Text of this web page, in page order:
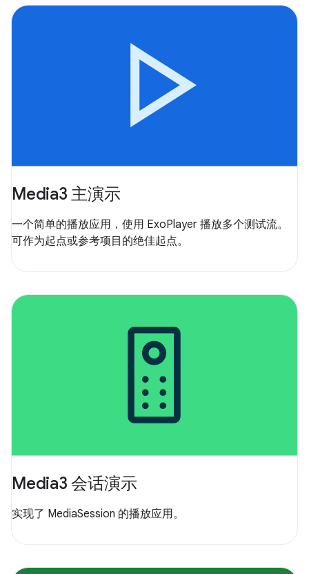
Media3 主演示
一个简单的播放应用，使用 ExoPlayer 播放多个测试流。
可作为起点或参考项目的绝佳起点。
Media3 会话演示
实现了 MediaSession 的播放应用。